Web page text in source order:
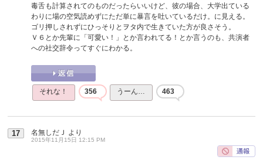
毒舌も計算されてのものだったらいいけど、彼の場合、大学出ている
わりに場の空気読めずにただ単に暴言を吐いているだけ。に見える。
ゴリ押しされずにひっそりとヲタ内で生きていた方が良さそう。
Ｖ６とか先輩に「可愛い！」とか言われてる！とか言うのも、共演者
への社交辞令ってすぐにわかる。
それな！ 356 うーん… 463
17 名無しだＪ より
2015年11月15日 12:15 PM